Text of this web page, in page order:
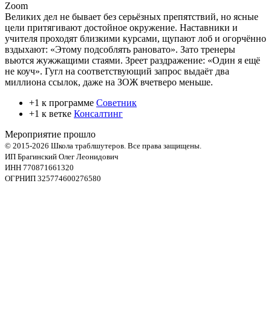
Zoom
Великих дел не бывает без серьёзных препятствий, но ясные
цели притягивают достойное окружение. Наставники и
учителя проходят близкими курсами, щупают лоб и огорчённо
вздыхают: «Этому подсоблять рановато». Зато тренеры
вьются жужжащими стаями. Зреет раздражение: «Один я ещё
не коуч». Гугл на соответствующий запрос выдаёт два
миллиона ссылок, даже на ЗОЖ вчетверо меньше.
+1 к программе Советник
+1 к ветке Консалтинг
Мероприятие прошло
© 2015-2026 Школа траблшутеров. Все права защищены.
ИП Брагинский Олег Леонидович
ИНН 770871661320
ОГРНИП 325774600276580